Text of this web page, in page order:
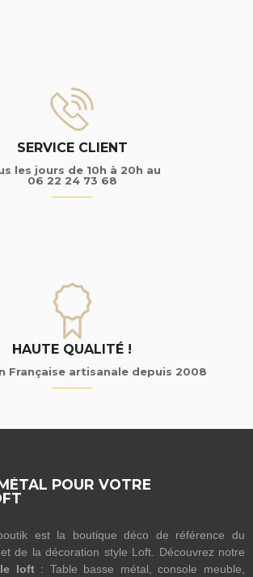
SERVICE CLIENT
les jours de 10h à 20h au
06 22 24 73 68
HAUTE QUALITÉ !
Française artisanale depuis 2008
POUR VOTRE
est la boutique déco de référence du
et de la décoration style Loft. Découvrez notre
loft: Table basse métal, console meuble,